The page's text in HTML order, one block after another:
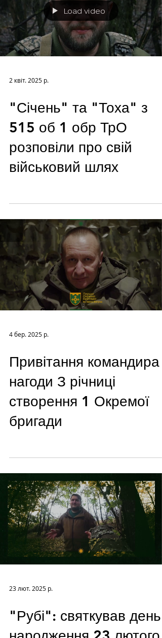
Load video
2 квіт. 2025 р.
"Січень" та "Тоха" з
515 об 1 обр ТрО
розповіли про свій
військовий шлях
4 бер. 2025 р.
Привітання командира з
нагоди З річниці
створення 1 Окремої
бригади
23 лют. 2025 р.
"Рубі": святкував день